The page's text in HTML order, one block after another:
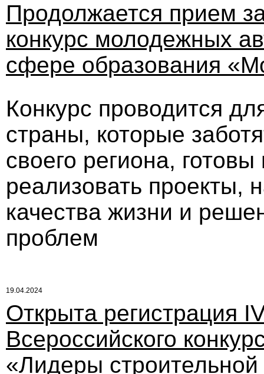
Продолжается прием
конкурс молодежных
сфере образования
Конкурс проводится
страны, которые
своего региона,
реализовать проекты,
качества жизни и
проблем
19.04.2024
Открыта регистрация
Всероссийского
«Лидеры строительной